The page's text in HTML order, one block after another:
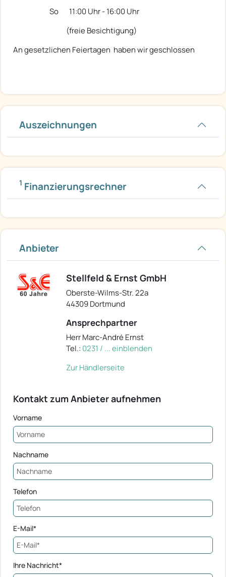
So 11:00 Uhr - 16:00 Uhr
(freie Besichtigung)
An gesetzlichen Feiertagen haben wir geschlossen
Auszeichnungen
1 Finanzierungsrechner
Anbieter
Stellfeld & Ernst GmbH
Oberste-Wilms-Str. 22a
44309 Dortmund
Ansprechpartner
Herr Marc-André Ernst
Tel.: 0231 / ... einblenden
Zur Händlerseite
Kontakt zum Anbieter aufnehmen
Vorname
Nachname
Telefon
E-Mail*
Ihre Nachricht*